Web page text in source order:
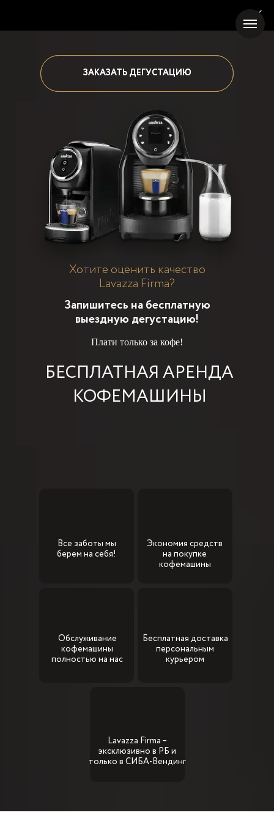
БЕСПЛАТНАЯ АРЕНДА
КОФЕМАШИНЫ
ЗАКАЗАТЬ ДЕГУСТАЦИЮ
Хотите оценить качество
Lavazza Firma?
ЗАКАЗАТЬ ДЕГУСТАЦИЮ
Плати только за кофе!
Запишитесь на бесплатную
выездную дегустацию!
Все заботы мы
берем на себя!
Обслуживание
кофемашины
полностью на нас
Экономия средств
на покупке
кофемашины
Бесплатная доставка
персональным
курьером
Lavazza Firma –
эксклюзивно в РБ и
только в СИБА-Вендинг